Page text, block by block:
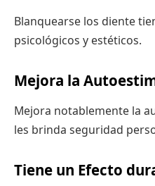
Blanquearse los diente
psicológicos y estéticos.
Mejora la
Mejora notablemente la
les brinda seguridad
Tiene un Efecto